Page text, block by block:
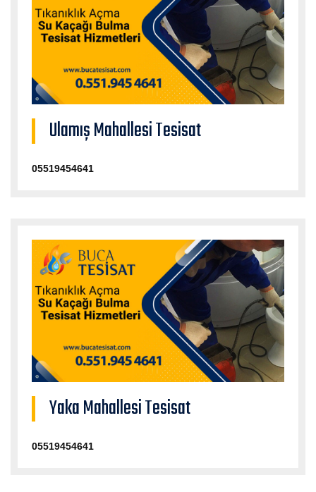
Ulamış Mahallesi Tesisat
05519454641
Yaka Mahallesi Tesisat
05519454641